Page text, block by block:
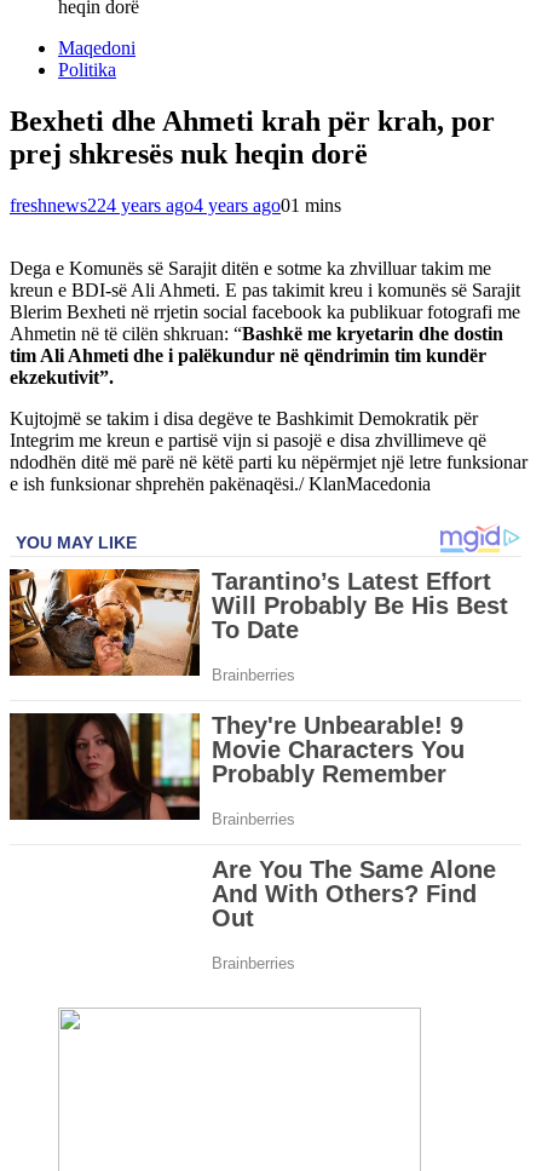
heqin dorë
Maqedoni
Politika
Bexheti dhe Ahmeti krah për krah, por
prej shkresës nuk heqin dorë
freshnews224 years ago4 years ago01 mins
Dega e Komunës së Sarajit ditën e sotme ka zhvilluar takim me
kreun e BDI-së Ali Ahmeti. E pas takimit kreu i komunës së Sarajit
Blerim Bexheti në rrjetin social facebook ka publikuar fotografi me
Ahmetin në të cilën shkruan: “Bashkë me kryetarin dhe dostin
tim Ali Ahmeti dhe i palëkundur në qëndrimin tim kundër
ekzekutivit”.
Kujtojmë se takim i disa degëve te Bashkimit Demokratik për
Integrim me kreun e partisë vijn si pasojë e disa zhvillimeve që
ndodhën ditë më parë në këtë parti ku nëpërmjet një letre funksionar
e ish funksionar shprehën pakënaqësi./ KlanMacedonia